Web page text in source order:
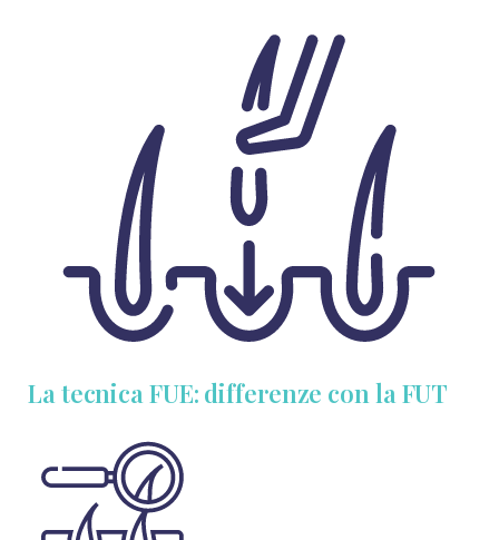
La tecnica FUE: differenze con la FUT